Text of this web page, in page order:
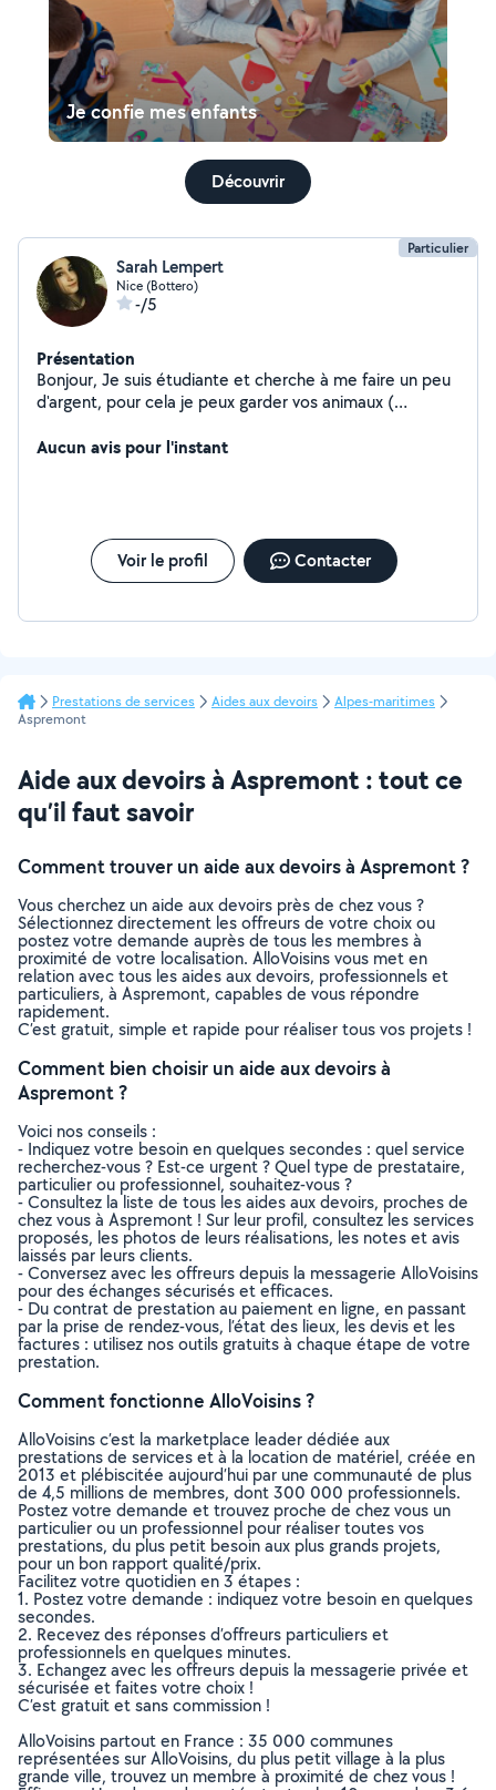
Je confie mes enfants
Découvrir
Particulier
Sarah Lempert
Nice (Bottero)
-/5
Présentation
Bonjour, Je suis étudiante et cherche à me faire un peu
d'argent, pour cela je peux garder vos animaux (
maquillage pour un rendez vous ou un événement.
Aucun avis pour l'instant
Voir le profil Contacter
Prestations de services Aides aux devoirs
Alpes-maritimes
Aspremont
Aide aux devoirs à Aspremont : tout ce
qu’il faut savoir
Comment trouver un aide aux devoirs à Aspremont ?
Vous cherchez un aide aux devoirs près de chez vous ?
Sélectionnez directement les offreurs de votre choix ou
postez votre demande auprès de tous les membres à
proximité de votre localisation. AlloVoisins vous met en
relation avec tous les aides aux devoirs, professionnels et
particuliers, à Aspremont, capables de vous répondre
rapidement.
C’est gratuit, simple et rapide pour réaliser tous vos projets !
Comment bien choisir un aide aux devoirs à
Aspremont ?
Voici nos conseils :
- Indiquez votre besoin en quelques secondes : quel service
recherchez-vous ? Est-ce urgent ? Quel type de prestataire,
particulier ou professionnel, souhaitez-vous ?
- Consultez la liste de tous les aides aux devoirs, proches de
chez vous à Aspremont ! Sur leur profil, consultez les services
proposés, les photos de leurs réalisations, les notes et avis
laissés par leurs clients.
- Conversez avec les offreurs depuis la messagerie AlloVoisins
pour des échanges sécurisés et efficaces.
- Du contrat de prestation au paiement en ligne, en passant
par la prise de rendez-vous, l’état des lieux, les devis et les
factures : utilisez nos outils gratuits à chaque étape de votre
prestation.
Comment fonctionne AlloVoisins ?
AlloVoisins c’est la marketplace leader dédiée aux
prestations de services et à la location de matériel, créée en
2013 et plébiscitée aujourd’hui par une communauté de plus
de 4,5 millions de membres, dont 300 000 professionnels.
Postez votre demande et trouvez proche de chez vous un
particulier ou un professionnel pour réaliser toutes vos
prestations, du plus petit besoin aux plus grands projets,
pour un bon rapport qualité/prix.
Facilitez votre quotidien en 3 étapes :
1. Postez votre demande : indiquez votre besoin en quelques
secondes.
2. Recevez des réponses d’offreurs particuliers et
professionnels en quelques minutes.
3. Echangez avec les offreurs depuis la messagerie privée et
sécurisée et faites votre choix !
C’est gratuit et sans commission !
AlloVoisins partout en France : 35 000 communes
représentées sur AlloVoisins, du plus petit village à la plus
grande ville, trouvez un membre à proximité de chez vous !